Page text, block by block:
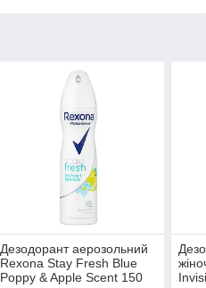
Дезодорант аерозольний
Rexona Stay Fresh Blue
Poppy & Apple Scent 150